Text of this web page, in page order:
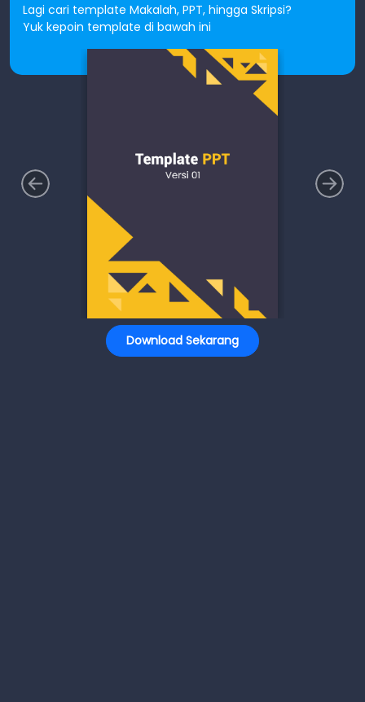
Lagi cari template Makalah, PPT, hingga Skripsi?
Yuk kepoin template di bawah ini
Download Sekarang